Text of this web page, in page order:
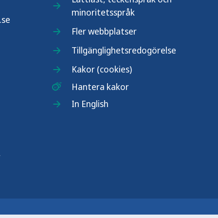
minoritetsspråk
Fler webbplatser
Tillgänglighetsredogörelse
Kakor (cookies)
Hantera kakor
In English